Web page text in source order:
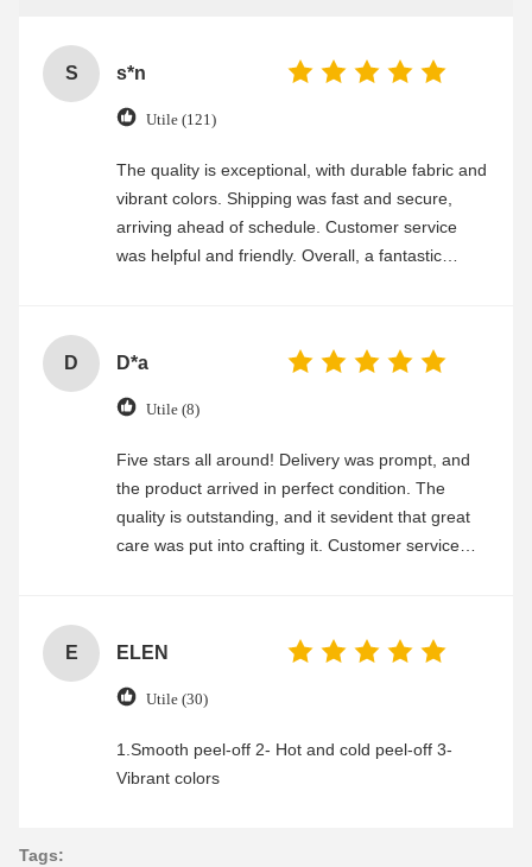
S s*n
Utile (121)
The quality is exceptional, with durable fabric and
vibrant colors. Shipping was fast and secure,
arriving ahead of schedule. Customer service
was helpful and friendly. Overall, a fantastic
D D*a
Utile (8)
Five stars all around! Delivery was prompt, and
the product arrived in perfect condition. The
quality is outstanding, and it sevident that great
care was put into crafting it. Customer service
E ELEN
Utile (30)
1.Smooth peel-off 2- Hot and cold peel-off 3-
Vibrant colors
Tags: